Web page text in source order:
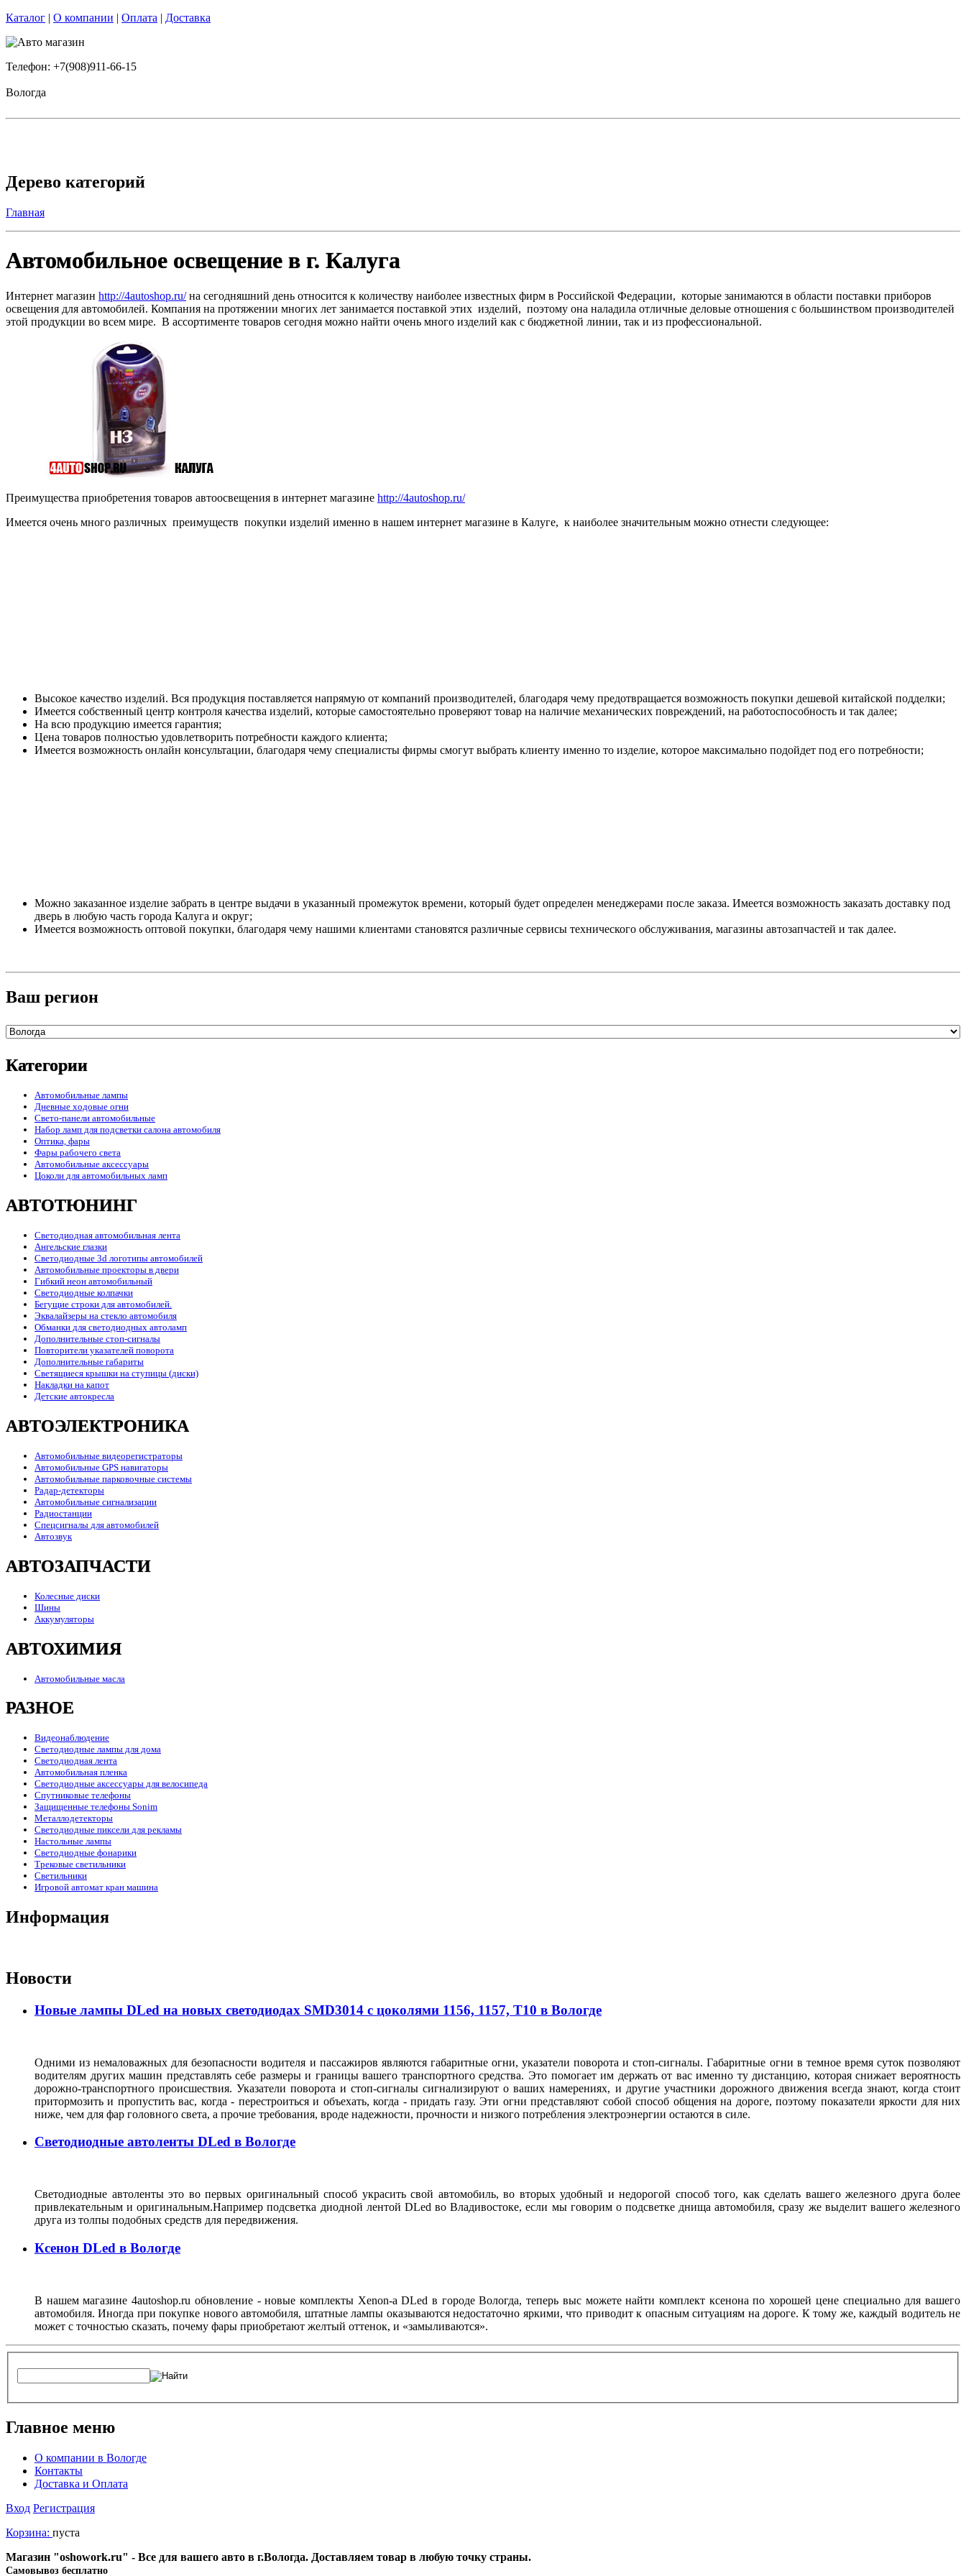
Каталог | О компании | Оплата | Доставка
Телефон: +7(908)911-66-15
Вологда
Дерево категорий
Главная
Автомобильное освещение в г. Калуга
Интернет магазин http://4autoshop.ru/на сегодняшний день относится к количеству наиболее известных фирм в Российской Федерации, которые занимаются в области поставки приборов
освещения для автомобилей. Компания на протяжении многих лет занимается поставкой этих изделий, поэтому она наладила отличные деловые отношения с большинством производителей
этой продукции во всем мире. В ассортименте товаров сегодня можно найти очень много изделий как с бюджетной линии, так и из профессиональной.
Преимущества приобретения товаров автоосвещения в интернет магазине http://4autoshop.ru/
Имеется очень много различных преимуществ покупки изделий именно в нашем интернет магазине в Калуге, к наиболее значительным можно отнести следующее:
Высокое качество изделий. Вся продукция поставляется напрямую от компаний производителей, благодаря чему предотвращается возможность покупки дешевой китайской подделки;
Имеется собственный центр контроля качества изделий, которые самостоятельно проверяют товар на наличие механических повреждений, на работоспособность и так далее;
На всю продукцию имеется гарантия;
Цена товаров полностью удовлетворить потребности каждого клиента;
Имеется возможность онлайн консультации, благодаря чему специалисты фирмы смогут выбрать клиенту именно то изделие, которое максимально подойдет под его потребности;
Можно заказанное изделие забрать в центре выдачи в указанный промежуток времени, который будет определен менеджерами после заказа. Имеется возможность заказать доставку под
дверь в любую часть города Калуга и округ;
Имеется возможность оптовой покупки, благодаря чему нашими клиентами становятся различные сервисы технического обслуживания, магазины автозапчастей и так далее.
Ваш регион
Категории
Автомобильные лампы
Дневные ходовые огни
Свето-панели автомобильные
Набор ламп для подсветки салона автомобиля
Оптика, фары
Фары рабочего света
Автомобильные аксессуары
Цоколи для автомобильных ламп
АВТОТЮНИНГ
Светодиодная автомобильная лента
Ангельские глазки
Светодиодные 3d логотипы автомобилей
Автомобильные проекторы в двери
Гибкий неон автомобильный
Светодиодные колпачки
Бегущие строки для автомобилей.
Эквалайзеры на стекло автомобиля
Обманки для светодиодных автоламп
Дополнительные стоп-сигналы
Повторители указателей поворота
Дополнительные габариты
Светящиеся крышки на ступицы (диски)
Накладки на капот
Детские автокресла
АВТОЭЛЕКТРОНИКА
Автомобильные видеорегистраторы
Автомобильные GPS навигаторы
Автомобильные парковочные системы
Радар-детекторы
Автомобильные сигнализации
Радиостанции
Спецсигналы для автомобилей
Автозвук
АВТОЗАПЧАСТИ
Колесные диски
Шины
Аккумуляторы
АВТОХИМИЯ
Автомобильные масла
РАЗНОЕ
Видеонаблюдение
Светодиодные лампы для дома
Светодиодная лента
Автомобильная пленка
Светодиодные аксессуары для велосипеда
Спутниковые телефоны
Защищенные телефоны Sonim
Металлодетекторы
Светодиодные пиксели для рекламы
Настольные лампы
Светодиодные фонарики
Трековые светильники
Светильники
Игровой автомат кран машина
Информация
Новости
Новые лампы DLed на новых светодиодах SMD3014 с цоколями 1156, 1157, T10 в Вологде
Одними из немаловажных для безопасности водителя и пассажиров являются габаритные огни, указатели поворота и стоп-сигналы. Габаритные огни в темное время суток позволяют
водителям других машин представлять себе размеры и границы вашего транспортного средства. Это помогает им держать от вас именно ту дистанцию, которая снижает вероятность
дорожно-транспортного происшествия. Указатели поворота и стоп-сигналы сигнализируют о ваших намерениях, и другие участники дорожного движения всегда знают, когда стоит
притормозить и пропустить вас, когда - перестроиться и объехать, когда - придать газу. Эти огни представляют собой способ общения на дороге, поэтому показатели яркости для них
ниже, чем для фар головного света, а прочие требования, вроде надежности, прочности и низкого потребления электроэнергии остаются в силе.
Светодиодные автоленты DLed в Вологде
Светодиодные автоленты это во первых оригинальный способ украсить свой автомобиль, во вторых удобный и недорогой способ того, как сделать вашего железного друга более
привлекательным и оригинальным.Например подсветка диодной лентой DLed во Владивостоке, если мы говорим о подсветке днища автомобиля, сразу же выделит вашего железного
друга из толпы подобных средств для передвижения.
Ксенон DLed в Вологде
В нашем магазине 4autoshop.ru обновление - новые комплекты Xenon-а DLed в городе Вологда, теперь выс можете найти комплект ксенона по хорошей цене специально для вашего
автомобиля. Иногда при покупке нового автомобиля, штатные лампы оказываются недостаточно яркими, что приводит к опасным ситуациям на дороге. К тому же, каждый водитель не
может с точностью сказать, почему фары приобретают желтый оттенок, и «замыливаются».
Главное меню
О компании в Вологде
Контакты
Доставка и Оплата
Вход Регистрация
Корзина: пуста
Магазин "oshowork.ru" - Все для вашего авто в г.Вологда. Доставляем товар в любую точку страны.
Cамовывоз бесплатно